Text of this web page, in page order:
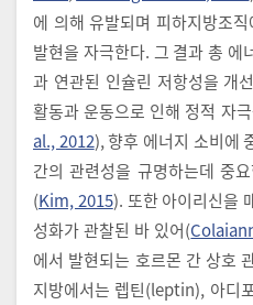
에 의해 유발되며 피하지방조
발현을 자극한다. 그 결과 총 에
과 연관된 인슐린 저항성을 개
활동과 운동으로 인해 정적 자
al., 2012), 향후 에너지 소비에
간의 관련성을 규명하는데 중
(Kim, 2015). 또한 아이리신을
성화가 관찰된 바 있어(
에서 발현되는 호르몬 간 상호
지방에서는 렙틴(leptin), 아디